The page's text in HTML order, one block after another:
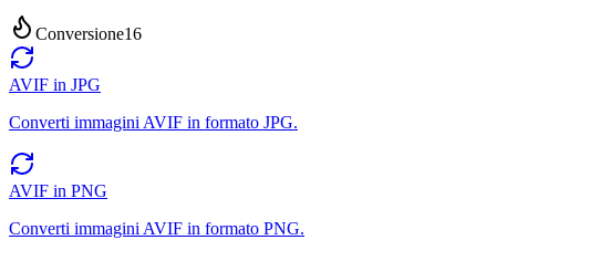
Conversione16
AVIF in JPG
Converti immagini AVIF in formato JPG.
AVIF in PNG
Converti immagini AVIF in formato PNG.